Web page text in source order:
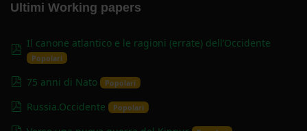
Ultimi Working papers
pdf
Il canone atlantico e le ragioni (errate) dell’Occidente
Popolari
pdf
75 anni di Nato Popolari
pdf
Russia.Occidente Popolari